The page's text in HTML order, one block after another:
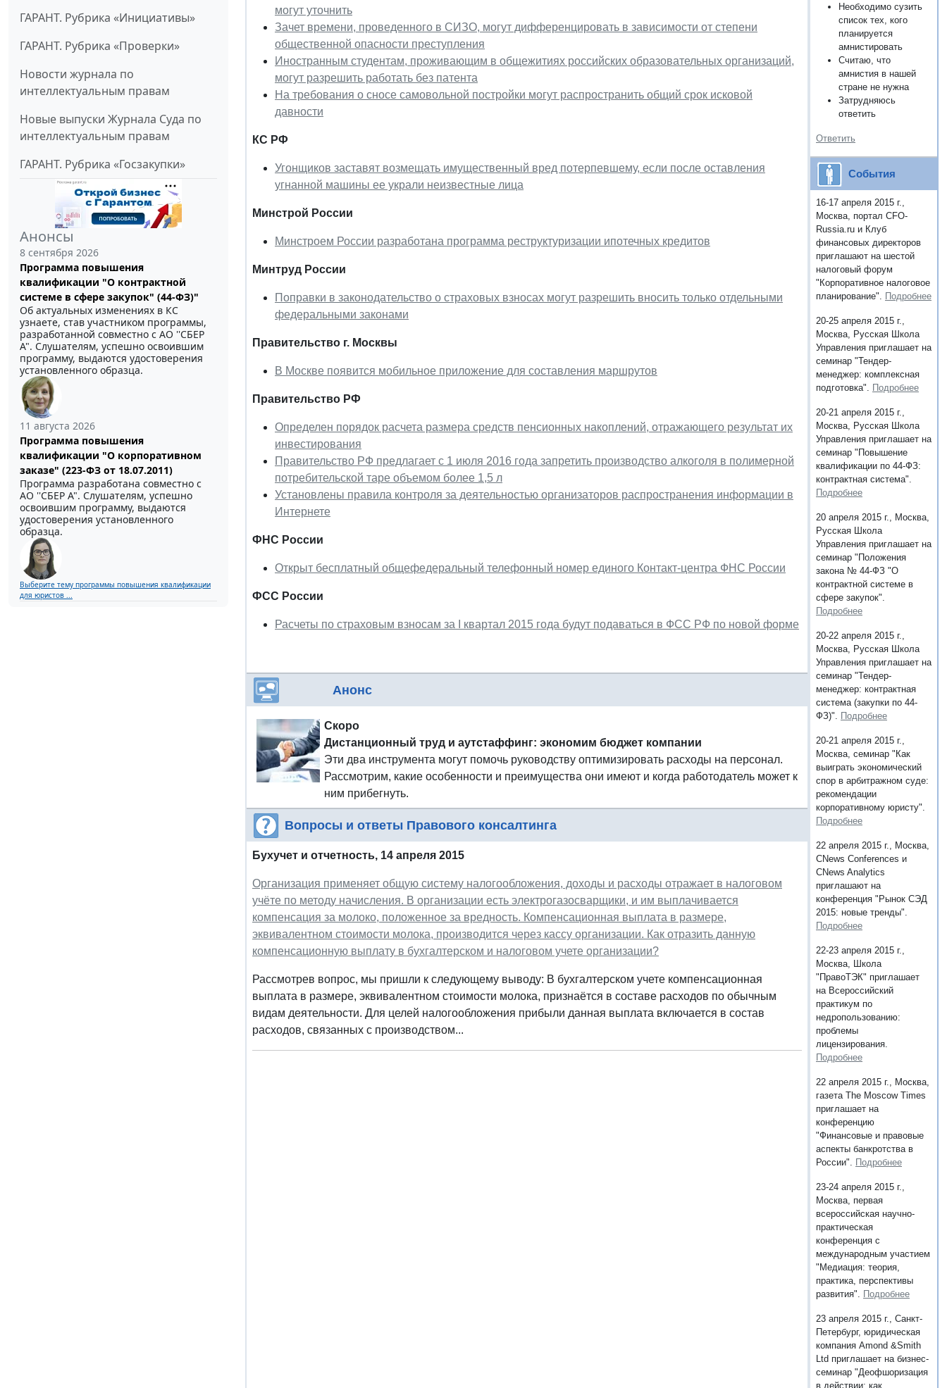
ГАРАНТ. Рубрика «Инициативы»
ГАРАНТ. Рубрика «Проверки»
Новости журнала по
интеллектуальным правам
Новые выпуски Журнала Суда по
интеллектуальным правам
ГАРАНТ. Рубрика «Госзакупки»
Анонсы
8 сентября 2026
Программа повышения
квалификации "О контрактной
системе в сфере закупок" (44-ФЗ)"
Об актуальных изменениях в КС
узнаете, став участником программы,
разработанной совместно с АО ''СБЕР
А". Слушателям, успешно освоившим
программу, выдаются удостоверения
установленного образца.
11 августа 2026
Программа повышения
квалификации "О корпоративном
заказе" (223-ФЗ от 18.07.2011)
Программа разработана совместно с
АО ''СБЕР А". Слушателям, успешно
освоившим программу, выдаются
удостоверения установленного
образца.
Выберите тему программы повышения квалификации
для юристов ...
могут уточнить
Зачет времени, проведенного в СИЗО, могут дифференцировать в зависимости от степени
общественной опасности преступления
Иностранным студентам, проживающим в общежитиях российских образовательных организаций,
могут разрешить работать без патента
На требования о сносе самовольной постройки могут распространить общий срок исковой
давности
КС РФ
Угонщиков заставят возмещать имущественный вред потерпевшему, если после оставления
угнанной машины ее украли неизвестные лица
Минстрой России
Минстроем России разработана программа реструктуризации ипотечных кредитов
Минтруд России
Поправки в законодательство о страховых взносах могут разрешить вносить только отдельными
федеральными законами
Правительство г. Москвы
В Москве появится мобильное приложение для составления маршрутов
Правительство РФ
Определен порядок расчета размера средств пенсионных накоплений, отражающего результат их
инвестирования
Правительство РФ предлагает с 1 июля 2016 года запретить производство алкоголя в полимерной
потребительской таре объемом более 1,5 л
Установлены правила контроля за деятельностью организаторов распространения информации в
Интернете
ФНС России
Открыт бесплатный общефедеральный телефонный номер единого Контакт-центра ФНС России
ФСС России
Расчеты по страховым взносам за I квартал 2015 года будут подаваться в ФСС РФ по новой форме
Анонс
Скоро
Дистанционный труд и аутстаффинг: экономим бюджет компании
Эти два инструмента могут помочь руководству оптимизировать расходы на персонал.
Рассмотрим, какие особенности и преимущества они имеют и когда работодатель может к
ним прибегнуть.
Вопросы и ответы Правового консалтинга
Бухучет и отчетность, 14 апреля 2015
Организация применяет общую систему налогообложения, доходы и расходы отражает в налоговом
учёте по методу начисления. В организации есть электрогазосварщики, и им выплачивается
компенсация за молоко, положенное за вредность. Компенсационная выплата в размере,
эквивалентном стоимости молока, производится через кассу организации. Как отразить данную
компенсационную выплату в бухгалтерском и налоговом учете организации?
Рассмотрев вопрос, мы пришли к следующему выводу: В бухгалтерском учете компенсационная
выплата в размере, эквивалентном стоимости молока, признаётся в составе расходов по обычным
видам деятельности. Для целей налогообложения прибыли данная выплата включается в состав
расходов, связанных с производством...
Необходимо сузить
список тех, кого
планируется
амнистировать
Считаю, что
амнистия в нашей
стране не нужна
Затрудняюсь
ответить
Ответить
События
16-17 апреля 2015 г.,
Москва, портал CFO-
Russia.ru и Клуб
финансовых директоров
приглашают на шестой
налоговый форум
"Корпоративное налоговое
планирование". Подробнее
20-25 апреля 2015 г.,
Москва, Русская Школа
Управления приглашает на
семинар "Тендер-
менеджер: комплексная
подготовка". Подробнее
20-21 апреля 2015 г.,
Москва, Русская Школа
Управления приглашает на
семинар "Повышение
квалификации по 44-ФЗ:
контрактная система".
Подробнее
20 апреля 2015 г., Москва,
Русская Школа
Управления приглашает на
семинар "Положения
закона № 44-ФЗ "О
контрактной системе в
сфере закупок".
Подробнее
20-22 апреля 2015 г.,
Москва, Русская Школа
Управления приглашает на
семинар "Тендер-
менеджер: контрактная
система (закупки по 44-
ФЗ)". Подробнее
20-21 апреля 2015 г.,
Москва, семинар "Как
выиграть экономический
спор в арбитражном суде:
рекомендации
корпоративному юристу".
Подробнее
22 апреля 2015 г., Москва,
CNews Conferences и
CNews Analytics
приглашают на
конференция "Рынок СЭД
2015: новые тренды".
Подробнее
22-23 апреля 2015 г.,
Москва, Школа
"ПравоТЭК" приглашает
на Всероссийский
практикум по
недропользованию:
проблемы
лицензирования.
Подробнее
22 апреля 2015 г., Москва,
газета The Moscow Times
приглашает на
конференцию
"Финансовые и правовые
аспекты банкротства в
России". Подробнее
23-24 апреля 2015 г.,
Москва, первая
всероссийская научно-
практическая
конференция с
международным участием
"Медиация: теория,
практика, перспективы
развития". Подробнее
23 апреля 2015 г., Санкт-
Петербург, юридическая
компания Amond &Smith
Ltd приглашает на бизнес-
семинар "Деофшоризация
в действии: как